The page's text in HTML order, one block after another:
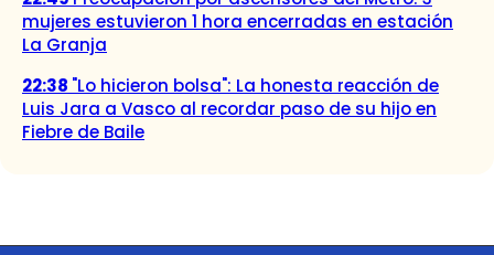
mujeres estuvieron 1 hora encerradas en estación
La Granja
22:38 "Lo hicieron bolsa": La honesta reacción de
Luis Jara a Vasco al recordar paso de su hijo en
Fiebre de Baile